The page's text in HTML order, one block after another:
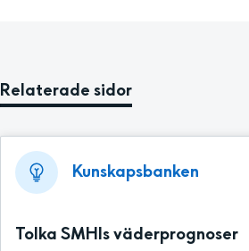
Relaterade sidor
Kunskapsbanken
Tolka SMHIs väderprognoser